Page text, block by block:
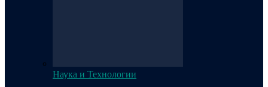
Наука и Технологии